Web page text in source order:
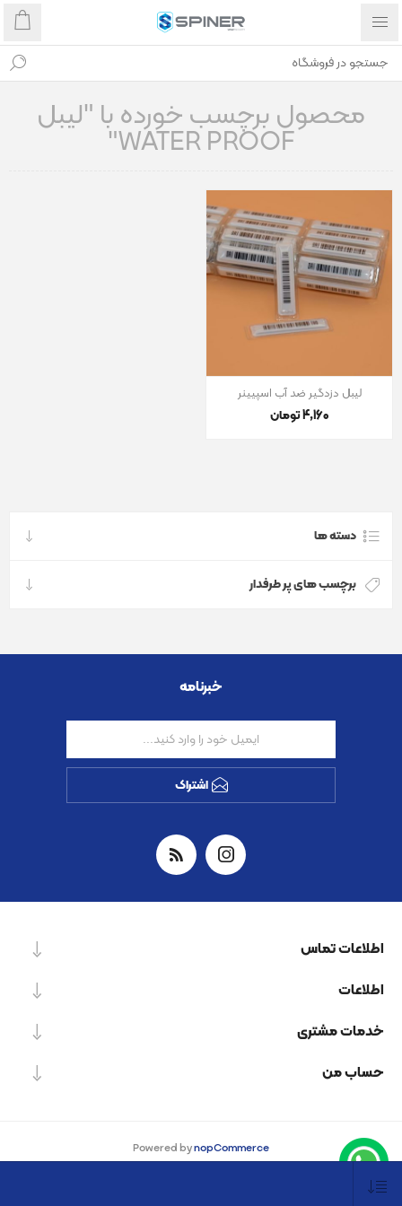
محصول برچسب خورده با "لیبل
WATER PROOF"
لیبل دزدگیر ضد آب اسپیینر
4٬160 تومان
دسته ها
برچسب های پر طرفدار
خبرنامه
اشتراک
اطلاعات تماس
اطلاعات
خدمات مشتری
حساب من
Powered bynopCommerce
Designed byNop-Templates.com